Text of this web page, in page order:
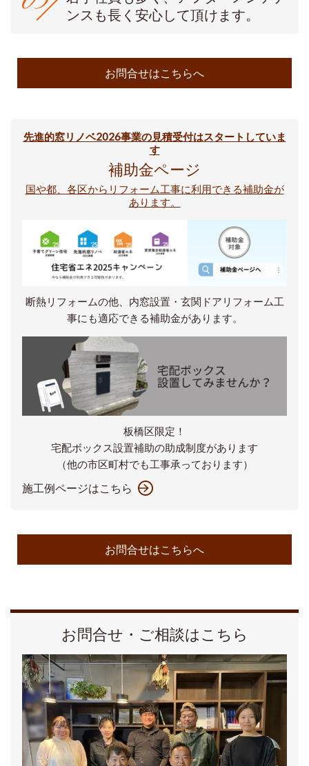
ンスも長く安心して頂けます。
お問合せはこちらへ
先進的窓リノベ2026事業の見積受付はスタートしていま
す
補助金ページ
国や都、各区からリフォーム工事に利用できる補助金が
あります。
断熱リフォームの他、内窓設置・玄関ドアリフォーム工
事にも適応できる補助金があります。
板橋区限定！
宅配ボックス設置補助の助成制度があります
（他の市区町村でも工事承っております）
施工例ページはこちら
お問合せはこちらへ
お問合せ・ご相談はこちら